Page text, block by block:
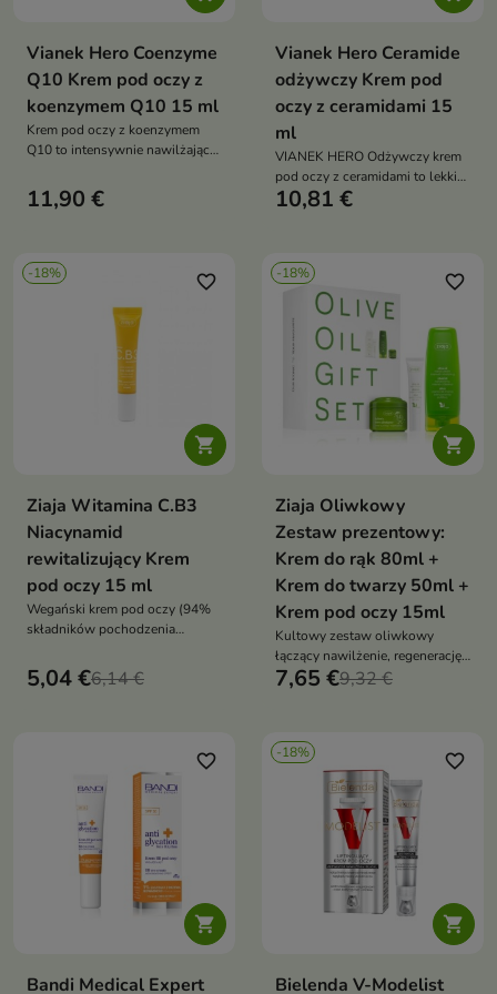
Vianek Hero Coenzyme
Q10 Krem pod oczy z
koenzymem Q10 15 ml
Krem pod oczy z koenzymem
Q10 to intensywnie nawilżający
skóry wokół oczu. Dzięki
zawartości 2% koenzymu Q10,
pomaga redukować cienie,
opuchliznę i drobne zmarszczki,
przywracając spojrzeniu
świeżość i promienny wygląd
11,90 €
Vianek Hero Ceramide
odżywczy Krem pod
oczy z ceramidami 15
ml
VIANEK HERO Odżywczy krem
pod oczy z ceramidami to lekki
krem przeznaczony do
wzmacnia barierę hydrolipidową
skóry, jednocześnie pomagając
zmniejszyć widoczność cieni i
obrzęków
10,81 €
-18%

favorite_border
Ziaja Witamina C.B3
Niacynamid
rewitalizujący Krem
pod oczy 15 ml
Wegański krem pod oczy (94%
składników pochodzenia
nawilża, ujędrnia, rozświetla
spojrzenie i redukuje oznaki
5,04 €6,14 €
-18%

favorite_border
Ziaja Oliwkowy
Zestaw prezentowy:
Krem do rąk 80ml +
Krem do twarzy 50ml +
Krem pod oczy 15ml
Kultowy zestaw oliwkowy
łączący nawilżenie, regenerację i
ponadczasowy zapach –
7,65 €9,32 €

favorite_border
Bandi Medical Expert
-18%

favorite_border
Bielenda V-Modelist